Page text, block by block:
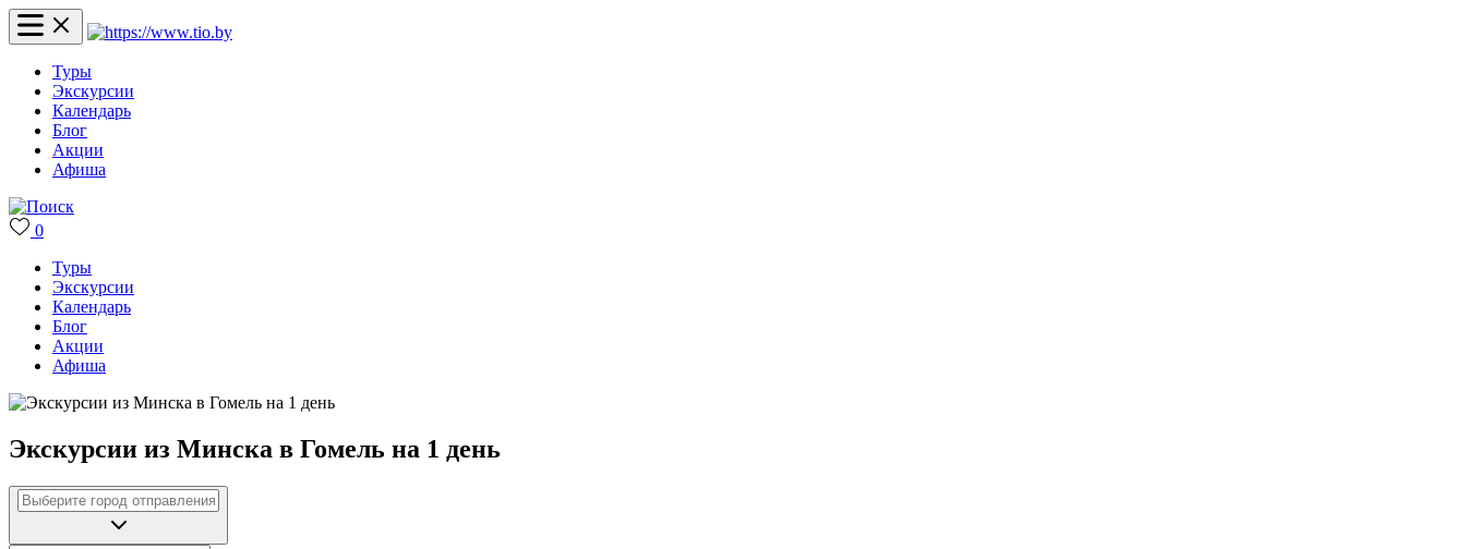
Туры
Экскурсии
Календарь
Блог
Акции
Афиша
0
Туры
Экскурсии
Календарь
Блог
Акции
Афиша
Экскурсии из Минска в Гомель на 1 день